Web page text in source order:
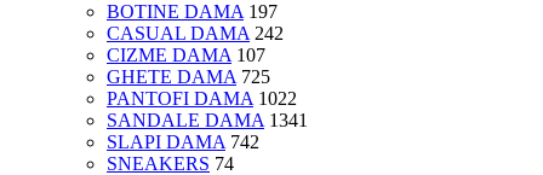
BOTINE DAMA 197
CASUAL DAMA 242
CIZME DAMA 107
GHETE DAMA 725
PANTOFI DAMA 1022
SANDALE DAMA 1341
SLAPI DAMA 742
SNEAKERS 74